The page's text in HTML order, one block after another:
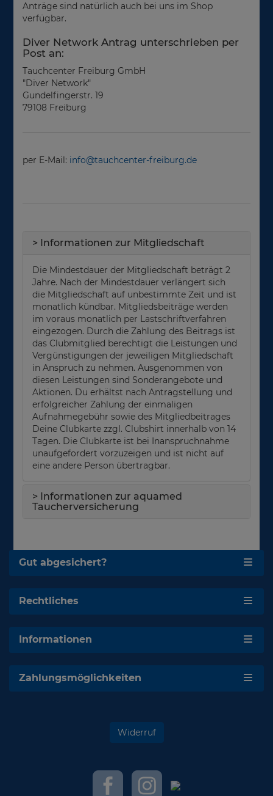
Anträge sind natürlich auch bei uns im Shop
verfügbar.
Diver Network Antrag unterschrieben per
Post an:
Tauchcenter Freiburg GmbH
"Diver Network"
Gundelfingerstr. 19
79108 Freiburg
per E-Mail: info@tauchcenter-freiburg.de
> Informationen zur Mitgliedschaft
Die Mindestdauer der Mitgliedschaft beträgt 2
Jahre. Nach der Mindestdauer verlängert sich
die Mitgliedschaft auf unbestimmte Zeit und ist
monatlich kündbar. Mitgliedsbeiträge werden
im voraus monatlich per Lastschriftverfahren
eingezogen. Durch die Zahlung des Beitrags ist
das Clubmitglied berechtigt die Leistungen und
Vergünstigungen der jeweiligen Mitgliedschaft
in Anspruch zu nehmen. Ausgenommen von
diesen Leistungen sind Sonderangebote und
Aktionen. Du erhältst nach Antragstellung und
erfolgreicher Zahlung der einmaligen
Aufnahmegebühr sowie des Mitgliedbeitrages
Deine Clubkarte zzgl. Clubshirt innerhalb von 14
Tagen. Die Clubkarte ist bei Inanspruchnahme
unaufgefordert vorzuzeigen und ist nicht auf
eine andere Person übertragbar.
> Informationen zur aquamed
Taucherversicherung
Gut abgesichert?
Rechtliches
Informationen
Zahlungsmöglichkeiten
Widerruf